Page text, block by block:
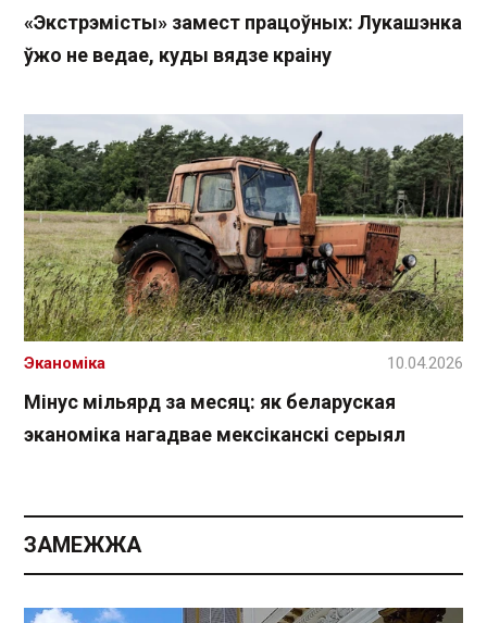
«Экстрэмісты» замест працоўных: Лукашэнка
ўжо не ведае, куды вядзе краіну
Мінус мільярд за месяц: як беларуская
эканоміка нагадвае мексіканскі серыял
Эканоміка 10.04.2026
ЗАМЕЖЖА